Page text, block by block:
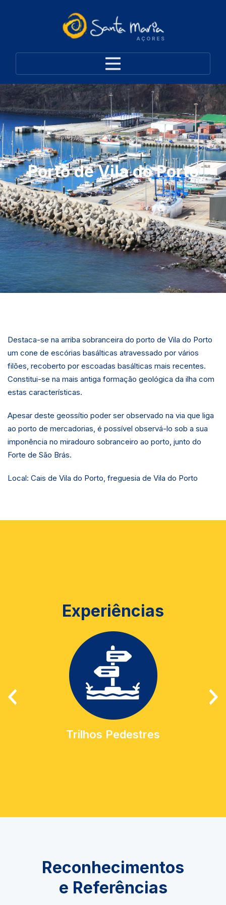
Porto de Vila do Porto
Destaca-se na arriba sobranceira do porto de Vila do Porto
um cone de escórias basálticas atravessado por vários
filões, recoberto por escoadas basálticas mais recentes.
Constitui-se na mais antiga formação geológica da ilha com
estas características.
Apesar deste geossítio poder ser observado na via que liga
ao porto de mercadorias, é possível observá-lo sob a sua
imponência no miradouro sobranceiro ao porto, junto do
Forte de São Brás.
Local: Cais de Vila do Porto, freguesia de Vila do Porto
Experiências
Trilhos Pedestres
Reconhecimentos
e Referências